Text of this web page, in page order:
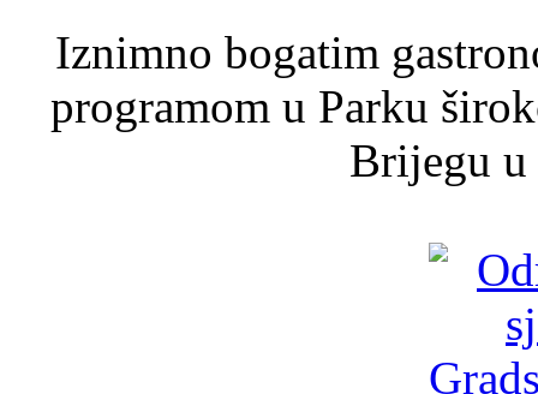
Iznimno bogatim
programom u Parku
Brijegu u